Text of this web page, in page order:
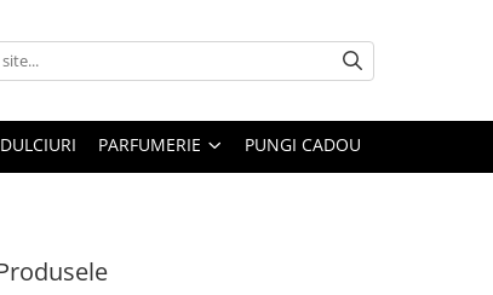
DULCIURI PARFUMERIE PUNGI CADOU